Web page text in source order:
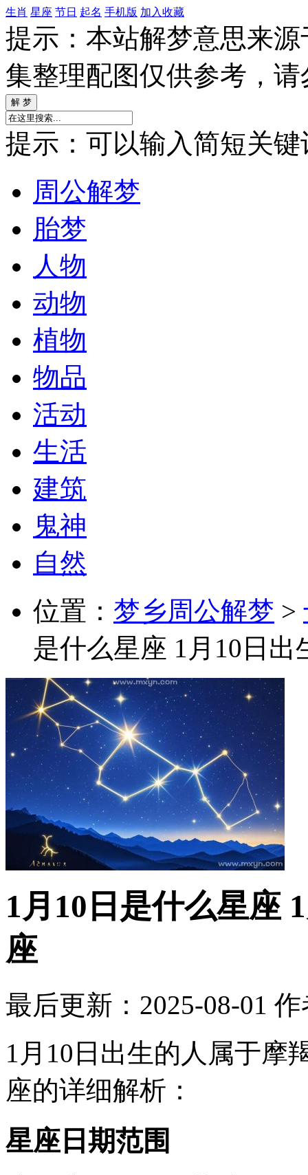
生肖 星座 节日 起名 手机版 加入收藏
提示：本站解梦意思来
集整理配图仅供参考，
提示：可以输入简短关键
周公解梦
胎梦
人物
动物
植物
物品
活动
生活
建筑
鬼神
自然
位置： 梦乡周公解梦 >
是什么星座 1月10日
1月10日是什么星座
座
最后更新：2025-08-01 作
1月10日出生的人属于摩
座的详细解析：
星座日期范围